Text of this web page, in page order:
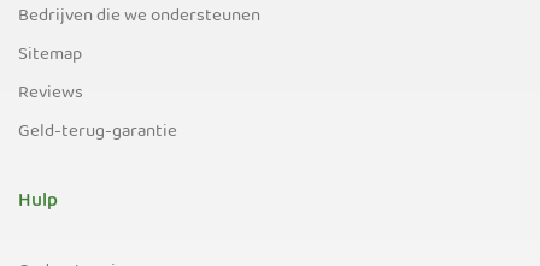
Bedrijven die we ondersteunen
Sitemap
Reviews
Geld-terug-garantie
Hulp